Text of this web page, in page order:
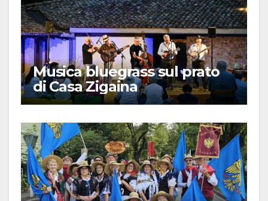
Musica bluegrass sul prato
di Casa Zigaina